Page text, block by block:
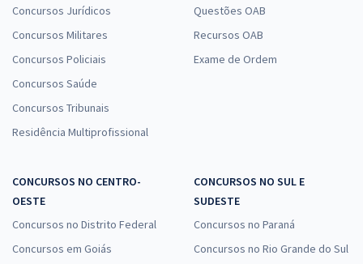
Concursos Jurídicos
Concursos Militares
Concursos Policiais
Concursos Saúde
Concursos Tribunais
Residência Multiprofissional
Questões OAB
Recursos OAB
Exame de Ordem
CONCURSOS NO CENTRO-
OESTE
Concursos no Distrito Federal
Concursos em Goiás
CONCURSOS NO SUL E
SUDESTE
Concursos no Paraná
Concursos no Rio Grande do Sul